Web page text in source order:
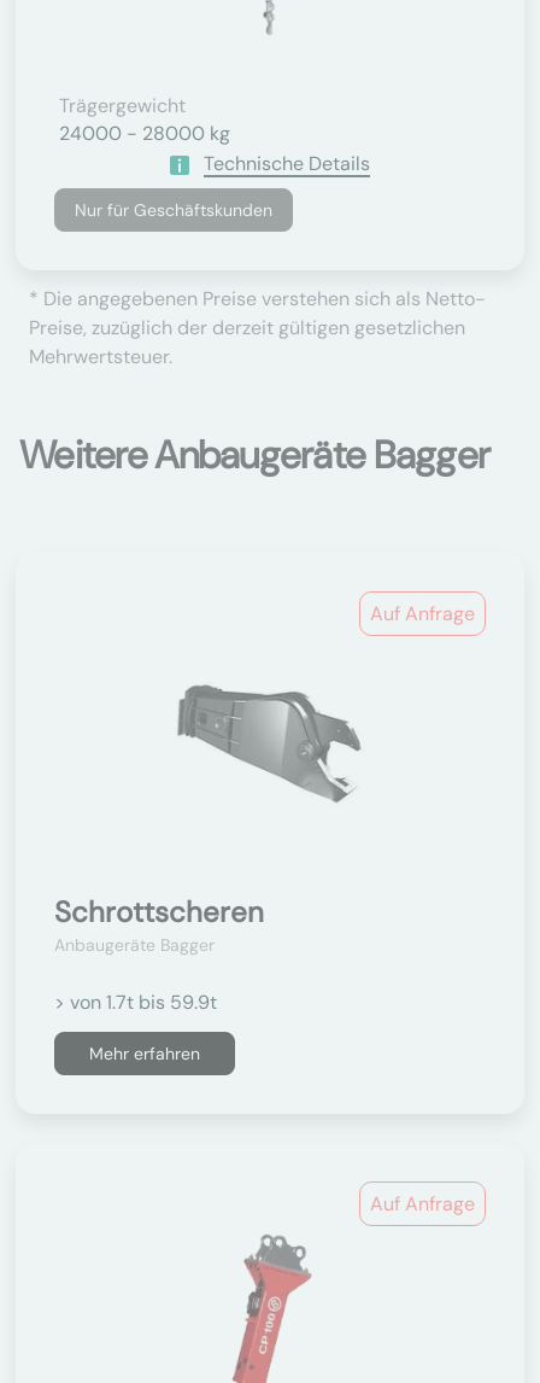
Trägergewicht
24000 - 28000 kg
Technische Details
Nur für Geschäftskunden
* Die angegebenen Preise verstehen sich als Netto-
Preise, zuzüglich der derzeit gültigen gesetzlichen
Mehrwertsteuer.
Weitere Anbaugeräte Bagger
Auf Anfrage
Schrottscheren
Anbaugeräte Bagger
> von 1.7t bis 59.9t
Mehr erfahren
Auf Anfrage